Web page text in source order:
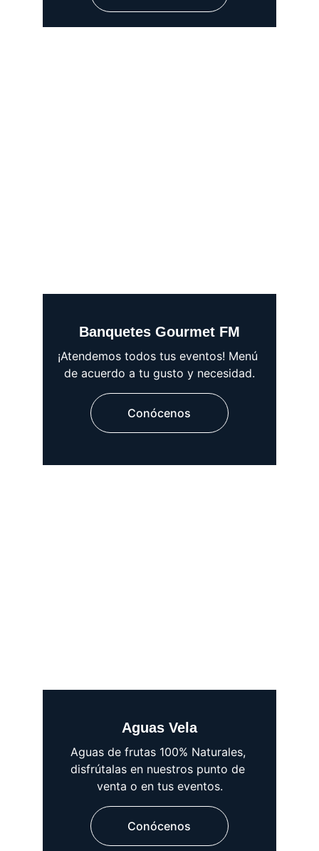
Banquetes Gourmet FM
Conócenos
¡Atendemos todos tus eventos! Menú
de acuerdo a tu gusto y necesidad.
Aguas Vela
Aguas de frutas 100% Naturales,
disfrútalas en nuestros punto de
venta o en tus eventos.
Conócenos